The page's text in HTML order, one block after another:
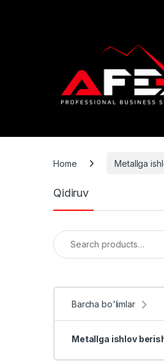
Home Metallga
Qidiruv
Search for:
Barcha bo'limlar
Metallga ishlov